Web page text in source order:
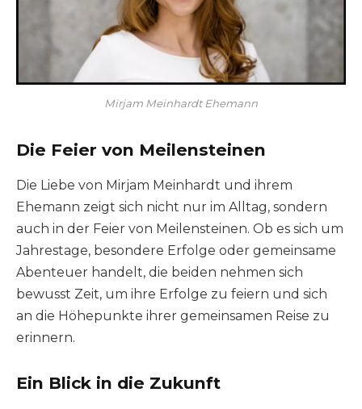
Mirjam Meinhardt Ehemann
Die Feier von Meilensteinen
Die Liebe von Mirjam Meinhardt und ihrem
Ehemann zeigt sich nicht nur im Alltag, sondern
auch in der Feier von Meilensteinen. Ob es sich um
Jahrestage, besondere Erfolge oder gemeinsame
Abenteuer handelt, die beiden nehmen sich
bewusst Zeit, um ihre Erfolge zu feiern und sich
an die Höhepunkte ihrer gemeinsamen Reise zu
erinnern.
Ein Blick in die Zukunft